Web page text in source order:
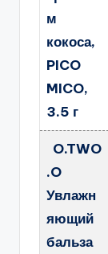
м
кокоса,
PICO
MICO,
3.5 г
O.TWO
.O
Увлажн
яющий
бальза